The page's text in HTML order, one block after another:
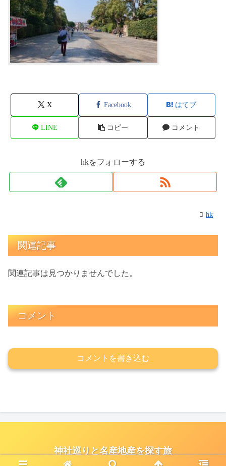
X Facebook はてブ
LINE コピー コメント
hkをフォローする
hk
関連記事
関連記事は見つかりませんでした。
コメント
コメントを書き込む
神社巡りと名産地産を探す旅